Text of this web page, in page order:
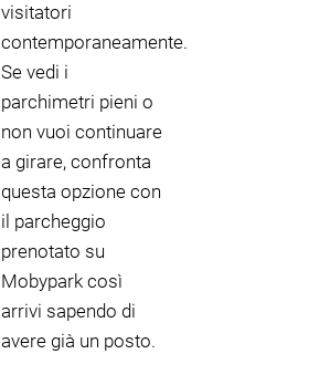
visitatori
contemporaneamente.
Se vedi i
parchimetri pieni o
non vuoi continuare
a girare, confronta
questa opzione con
il parcheggio
prenotato su
Mobypark così
arrivi sapendo di
avere già un posto.